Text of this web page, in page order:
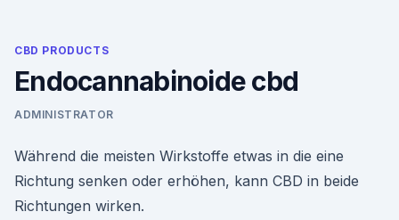
CBD PRODUCTS
Endocannabinoide cbd
ADMINISTRATOR
Während die meisten Wirkstoffe etwas in die eine
Richtung senken oder erhöhen, kann CBD in beide
Richtungen wirken.